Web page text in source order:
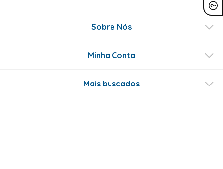
Sobre Nós
Minha Conta
Mais buscados